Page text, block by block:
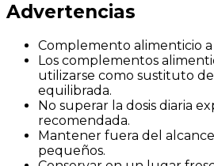
Advertencias
Complemento alimenticio a
Los complementos
utilizarse como sustituto
equilibrada.
No superar la dosis diaria
recomendada.
Mantener fuera del
pequeños.